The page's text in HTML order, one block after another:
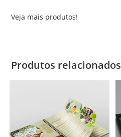
Veja mais produtos!
Produtos relacionados